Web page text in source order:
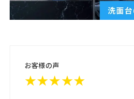
お客様の声
★★★★★